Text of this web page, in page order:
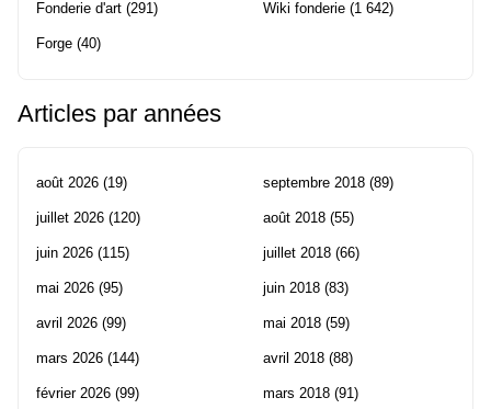
Fonderie d'art (291)
Forge (40)
Wiki fonderie (1 642)
Articles par années
août 2026 (19)
juillet 2026 (120)
juin 2026 (115)
mai 2026 (95)
avril 2026 (99)
mars 2026 (144)
février 2026 (99)
septembre 2018 (89)
août 2018 (55)
juillet 2018 (66)
juin 2018 (83)
mai 2018 (59)
avril 2018 (88)
mars 2018 (91)